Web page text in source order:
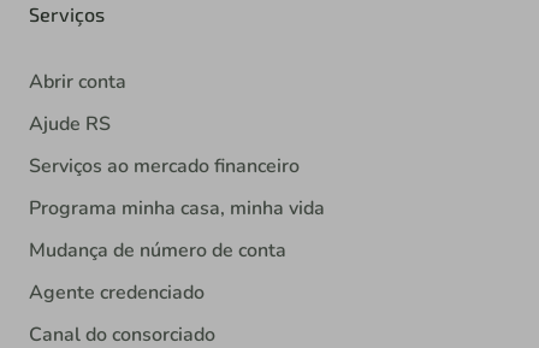
Serviços
Abrir conta
Ajude RS
Serviços ao mercado financeiro
Programa minha casa, minha vida
Mudança de número de conta
Agente credenciado
Canal do consorciado